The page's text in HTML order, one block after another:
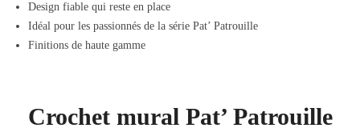
Design fiable qui reste en place
Idéal pour les passionnés de la série Pat’ Patrouille
Finitions de haute gamme
Crochet mural Pat’ Patrouille